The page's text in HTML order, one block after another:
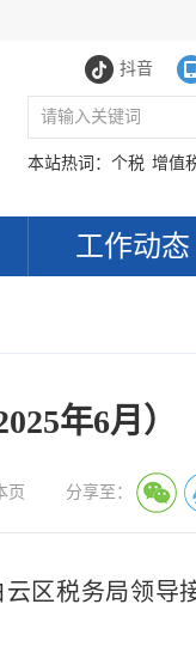
抖音
本站热词： 个税 增值
工作动态
年6月）
页 分享至：
云区税务局领导